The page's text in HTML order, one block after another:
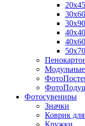
20х45
30х60
30х90
40х40
40х60
50х70
Фотоcувениры
Значки
Коврик